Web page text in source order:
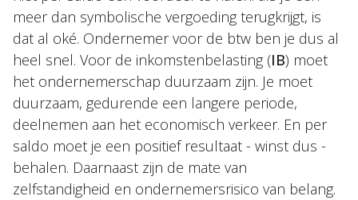
meer dan symbolische vergoeding terugkrijgt, is
dat al oké. Ondernemer voor de btw ben je dus al
heel snel. Voor de inkomstenbelasting (IB) moet
het ondernemerschap duurzaam zijn. Je moet
duurzaam, gedurende een langere periode,
deelnemen aan het economisch verkeer. En per
saldo moet je een positief resultaat - winst dus -
behalen. Daarnaast zijn de mate van
zelfstandigheid en ondernemersrisico van belang.